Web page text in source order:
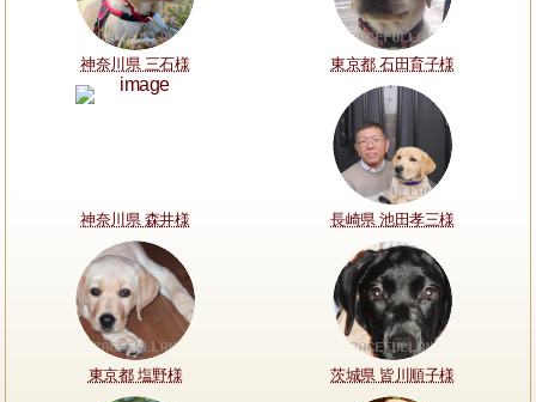
神奈川県 三石様 東京都 石田育子様
神奈川県 森井様 長崎県 池田孝三様
東京都 塩野様 茨城県 皆川順子様